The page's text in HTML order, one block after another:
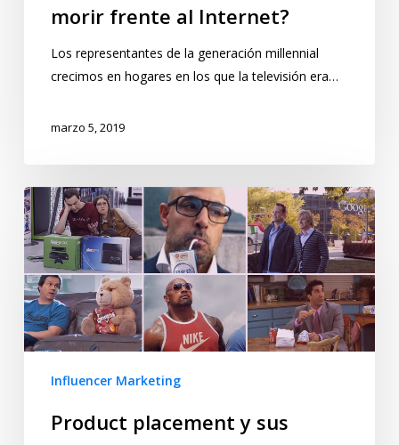
morir frente al Internet?
Los representantes de la generación millennial
crecimos en hogares en los que la televisión era…
marzo 5, 2019
Influencer Marketing
Product placement y sus